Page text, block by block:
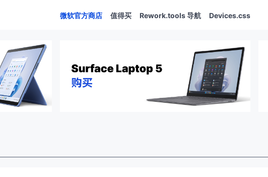
微软官方商店 值得买 Rework.tools 导航 Devices.css